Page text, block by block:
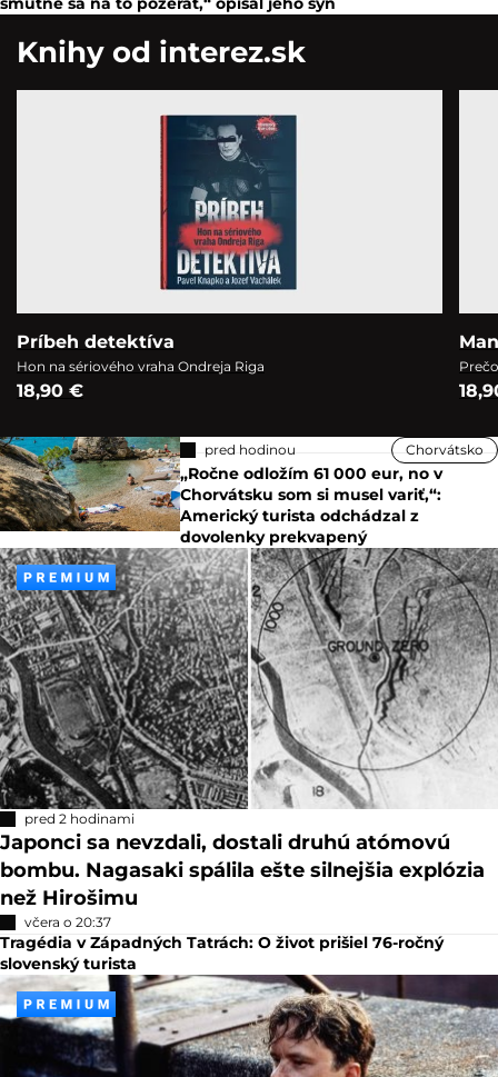
Knihy od interez.sk
Príbeh detektíva
Hon na sériového vraha Ondreja Riga
18,90 €
pred hodinou Chorvátsko
„Ročne odložím 61 000 eur, no v
Chorvátsku som si musel variť,“:
Americký turista odchádzal z
dovolenky prekvapený
pred 2 hodinami
Japonci sa nevzdali, dostali druhú atómovú
bombu. Nagasaki spálila ešte silnejšia explózia
než Hirošimu
včera o 20:37
Tragédia v Západných Tatrách: O život prišiel 76-ročný
slovenský turista